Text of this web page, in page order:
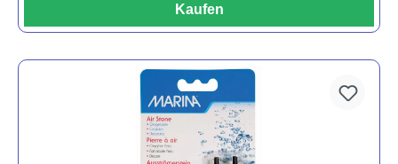
Kaufen